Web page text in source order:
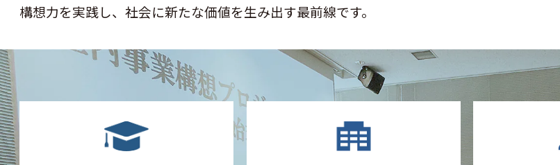
構想力を実践し、社会に新たな価値を生み出す最前線です。